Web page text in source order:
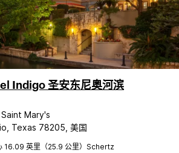
Indigo 圣安东尼奥河滨
Mary's
Texas 78205, 美国
16.09 英里（25.9 公里）Schertz